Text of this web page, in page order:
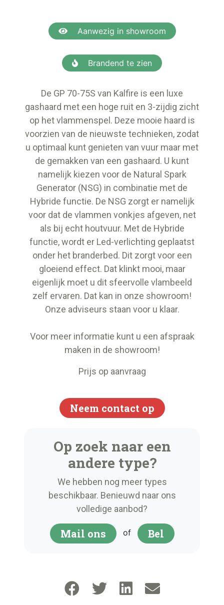
Aanwezig in showroom
Brandend te zien
De GP 70-75S van Kalfire is een luxe
gashaard met een hoge ruit en 3-zijdig zicht
op het vlammenspel. Deze mooie haard is
voorzien van de nieuwste technieken, zodat
u optimaal kunt genieten van vuur maar met
de gemakken van een gashaard. U kunt
namelijk kiezen voor de Natural Spark
Generator (NSG) in combinatie met de
Hybride functie. De NSG zorgt er namelijk
voor dat de vlammen vonkjes afgeven, net
als bij echt houtvuur. Met de Hybride
functie, wordt er Led-verlichting geplaatst
onder het branderbed. Dit zorgt voor een
gloeiend effect. Dat klinkt mooi, maar
eigenlijk moet u dit sfeervolle vlambeeld
zelf ervaren. Dat kan in onze showroom!
Onze adviseurs staan voor u klaar.
Voor meer informatie kunt u een afspraak
maken in de showroom!
Prijs op aanvraag
Neem contact op
Op zoek naar een
andere type?
We hebben nog meer types
beschikbaar. Benieuwd naar ons
volledige aanbod?
Mail ons of Bel